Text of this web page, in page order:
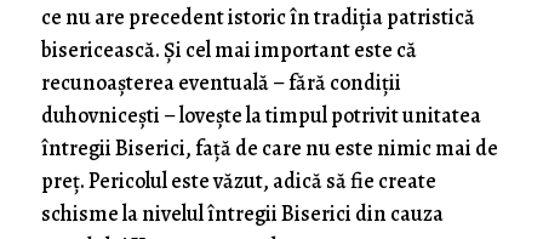
ce nu are precedent istoric în tradiția patristică
bisericească. Și cel mai important este că
recunoașterea eventuală – fără condiții
duhovnicești – lovește la timpul potrivit unitatea
întregii Biserici, față de care nu este nimic mai de
preț. Pericolul este văzut, adică să fie create
schisme la nivelul întregii Biserici din cauza